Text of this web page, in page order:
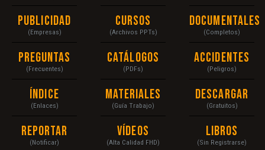
Publicidad
(Empresas)
Preguntas
(Frecuentes)
Índice
(Enlaces)
Reportar
(Notificar)
Cursos
(Archivos PPTs)
Catálogos
(PDFs)
Materiales
(Guía Trabajo)
Vídeos
(Alta Calidad FHD)
Documentales
(Completos)
Accidentes
(Peligros)
Descargar
(Gratuitos)
Libros
(Sin Registrarse)